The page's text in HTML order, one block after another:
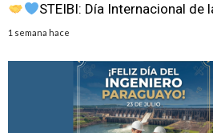
STEIBI: Día Internacional de
1 semana hace